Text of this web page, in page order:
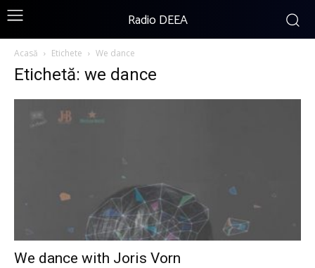
Radio DEEA
Acasă Etichete We dance
Etichetă: we dance
We dance with Joris Vorn